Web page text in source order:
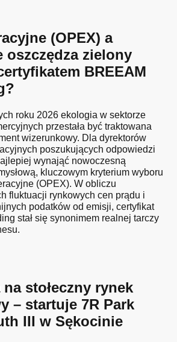
(OPEX) a
oszczędza zielony
BREEAM
roku 2026 ekologia w sektorze
przestała być traktowana
wizerunkowy. Dla dyrektorów
poszukujących odpowiedzi
wynająć nowoczesną
kluczowym kryterium wyboru
(OPEX). W obliczu
fluktuacji rynkowych cen prądu i
podatków od emisji, certyfikat
stał się synonimem realnej tarczy
stołeczny rynek
– startuje 7R Park
III w Sękocinie